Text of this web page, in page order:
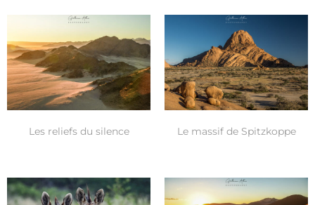
Les reliefs du silence Le massif de Spitzkoppe